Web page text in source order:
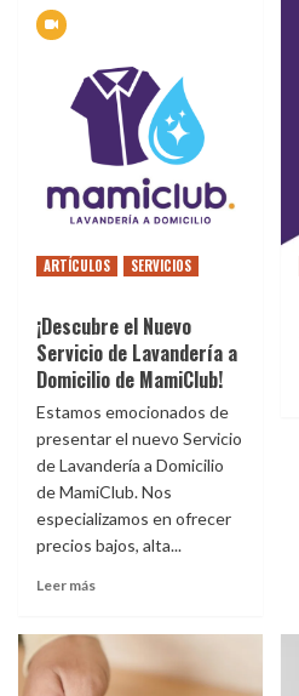
ARTÍCULOS SERVICIOS
¡Descubre el Nuevo
Servicio de Lavandería a
Domicilio de MamiClub!
Estamos emocionados de
presentar el nuevo Servicio
de Lavandería a Domicilio
de MamiClub. Nos
especializamos en ofrecer
precios bajos, alta...
Leer más